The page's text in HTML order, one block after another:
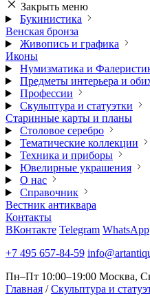
Закрыть меню
Букинистика
Венская бронза
Живопись и графика
Иконы
Нумизматика и
Предметы интерьера и
Профессии
Скульптура и статуэтки
Старинные карты и планы
Столовое серебро
Тематические коллекции
Техника и приборы
Ювелирные украшения
О нас
Справочник
Вестник антиквара
Контакты
ВКонтакте Telegram WhatsApp
+7 495 657-84-59
Пн–Пт 10:00–19:00 Москва,
Главная / Скульптура и